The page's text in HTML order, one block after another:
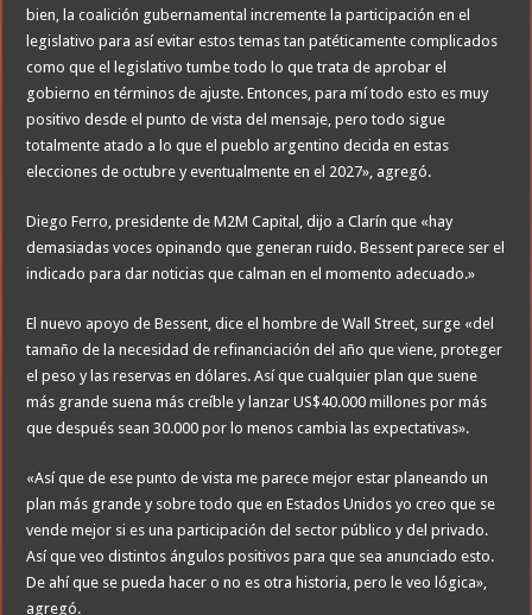
bien, la coalición gubernamental incremente la participación en el
legislativo para así evitar estos temas tan patéticamente complicados
como que el legislativo tumbe todo lo que trata de aprobar el
gobierno en términos de ajuste. Entonces, para mí todo esto es muy
positivo desde el punto de vista del mensaje, pero todo sigue
totalmente atado a lo que el pueblo argentino decida en estas
elecciones de octubre y eventualmente en el 2027», agregó.
Diego Ferro, presidente de M2M Capital, dijo a Clarín que «hay
demasiadas voces opinando que generan ruido. Bessent parece ser el
indicado para dar noticias que calman en el momento adecuado.»
El nuevo apoyo de Bessent, dice el hombre de Wall Street, surge «del
tamaño de la necesidad de refinanciación del año que viene, proteger
el peso y las reservas en dólares. Así que cualquier plan que suene
más grande suena más creíble y lanzar US$40.000 millones por más
que después sean 30.000 por lo menos cambia las expectativas».
«Así que de ese punto de vista me parece mejor estar planeando un
plan más grande y sobre todo que en Estados Unidos yo creo que se
vende mejor si es una participación del sector público y del privado.
Así que veo distintos ángulos positivos para que sea anunciado esto.
De ahí que se pueda hacer o no es otra historia, pero le veo lógica»,
agregó.